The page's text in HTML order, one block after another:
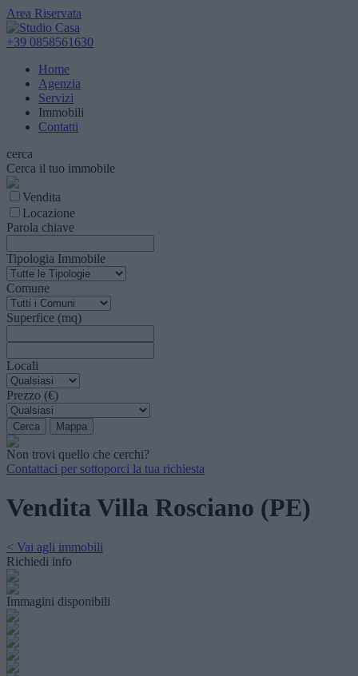
Area Riservata
+39 0858561630
Home
Agenzia
Servizi
Immobili
Contatti
cerca
Cerca il tuo immobile
Vendita
Locazione
Parola chiave
Tipologia Immobile
Comune
Superfice (mq)
Locali
Prezzo (€)
Non trovi quello che cerchi?
Contattaci per sottoporci la tua richiesta
Vendita Villa Rosciano (PE)
< Vai agli immobili
Richiedi info
Immagini disponibili